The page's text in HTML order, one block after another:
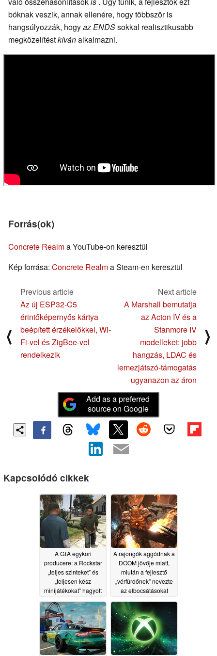
bóknak veszik, annak ellenére, hogy többször is
hangsúlyozzák, hogyaz ENDSsokkal realisztikusabb
megközelítéstkívánalkalmazni.
Forrás(ok)
Concrete Realma YouTube-on keresztül
Kép forrása: Concrete Realma Steam-en keresztül
⟨
Previous article
Az új ESP32-C5
érintőképernyős kártya
beépített érzékelőkkel, Wi-
Fi-vel és ZigBee-vel
rendelkezik
Next article
A Marshall bemutatja
az Acton IV és a
Stanmore IV
modelleket: jobb
hangzás, LDAC és
lemezjátszó-támogatás
ugyanazon az áron
⟩
Add as a preferred
source on Google
Kapcsolódó cikkek
A GTA egykori
producere: a Rockstar
„teljes szinteket” és
„teljesen kész
minijátékokat” hagyott
ki a Grand Theft Auto
V-ből07/18/2026
A rajongók aggódnak a
DOOM jövője miatt,
miután a fejlesztő
„vérfürdőnek” nevezte
az elbocsátásokat
07/10/2026